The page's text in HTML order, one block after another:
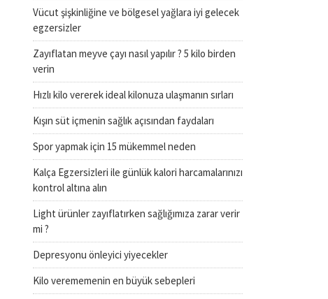
Vücut şişkinliğine ve bölgesel yağlara iyi gelecek
egzersizler
Zayıflatan meyve çayı nasıl yapılır ? 5 kilo birden
verin
Hızlı kilo vererek ideal kilonuza ulaşmanın sırları
Kışın süt içmenin sağlık açısından faydaları
Spor yapmak için 15 mükemmel neden
Kalça Egzersizleri ile günlük kalori harcamalarınızı
kontrol altına alın
Light ürünler zayıflatırken sağlığımıza zarar verir
mi ?
Depresyonu önleyici yiyecekler
Kilo verememenin en büyük sebepleri